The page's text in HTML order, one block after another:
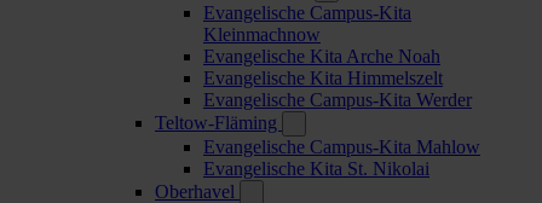
Evangelische Campus-Kita
Kleinmachnow
Evangelische Kita Arche Noah
Evangelische Kita Himmelszelt
Evangelische Campus-Kita Werder
Teltow-Fläming
Evangelische Campus-Kita Mahlow
Evangelische Kita St. Nikolai
Oberhavel